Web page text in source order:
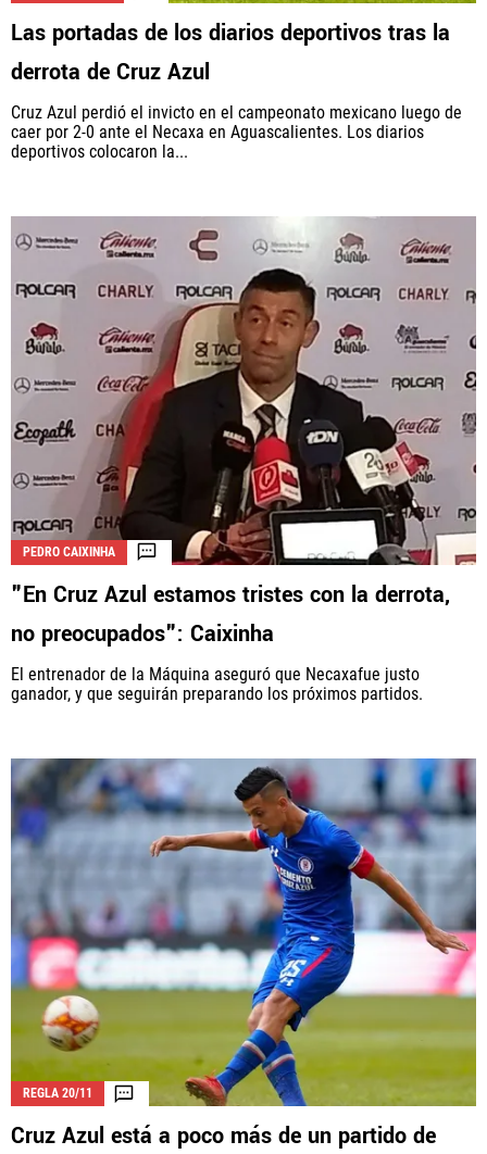
Las portadas de los diarios deportivos tras la
derrota de Cruz Azul
Cruz Azul perdió el invicto en el campeonato mexicano luego de
caer por 2-0 ante el Necaxa en Aguascalientes. Los diarios
deportivos colocaron la...
PEDRO CAIXINHA
"En Cruz Azul estamos tristes con la derrota,
no preocupados": Caixinha
El entrenador de la Máquina aseguró que Necaxafue justo
ganador, y que seguirán preparando los próximos partidos.
REGLA 20/11
Cruz Azul está a poco más de un partido de